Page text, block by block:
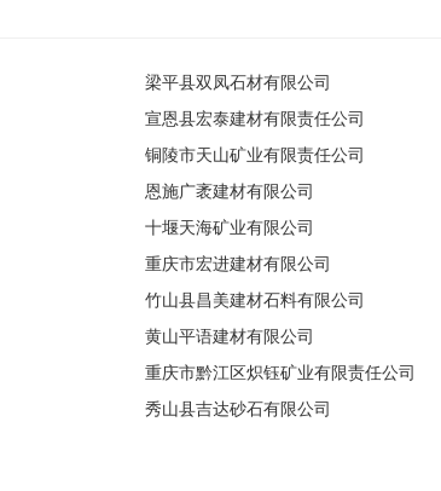
梁平县双凤石材有限公司
宣恩县宏泰建材有限责任公司
铜陵市天山矿业有限责任公司
恩施广袤建材有限公司
十堰天海矿业有限公司
重庆市宏进建材有限公司
竹山县昌美建材石料有限公司
黄山平语建材有限公司
重庆市黔江区炽钰矿业有限责任公司
秀山县吉达砂石有限公司